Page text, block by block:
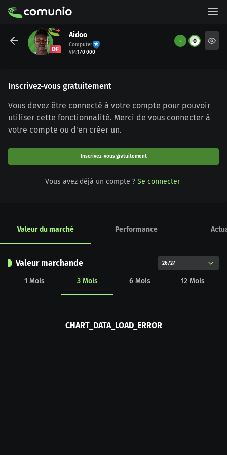
DF
Aidoo
Computer
VM:170 000
- 0
Inscrivez-vous gratuitement
Vous devez être connecté à votre compte pour pouvoir
utiliser cette fonctionnalité. Merci de vous connecter à
votre compte ou d'en créer un.
Inscrivez-vous gratuitement
Vous avez déjà un compte ? Se connecter
Valeur du marché Performance
Valeur marchande 26/27
1 Mois 3 Mois 6 Mois 12 Mois
CHART_DATA_LOAD_ERROR